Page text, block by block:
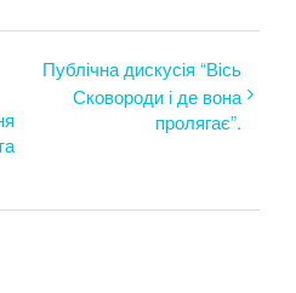
Публічна дискусія “Вісь
Сковороди і де вона
пролягає”.